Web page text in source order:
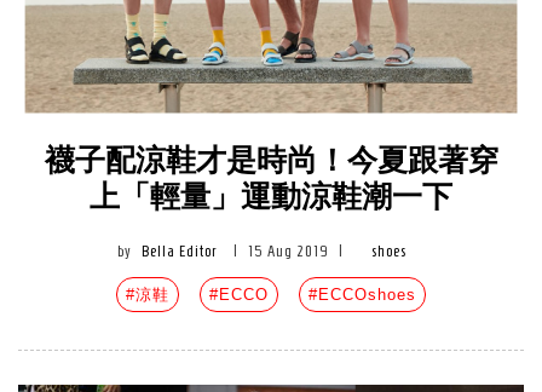
襪子配涼鞋才是時尚！今夏跟著穿
上「輕量」運動涼鞋潮一下
by Bella Editor 15 Aug 2019 shoes
#涼鞋 #ECCO #ECCOshoes